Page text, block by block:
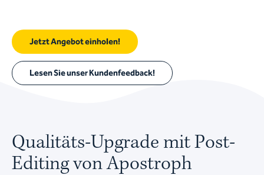
Jetzt Angebot einholen!
Lesen Sie unser Kundenfeedback!
Qualitäts-Upgrade mit Post-
Editing von Apostroph